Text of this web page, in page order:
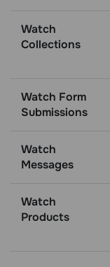
Watch
Collections
Watch Form
Submissions
Watch
Messages
Watch
Products